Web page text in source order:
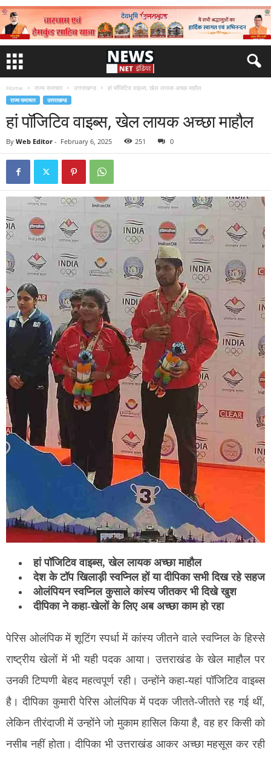
Home राज्य समाचार उत्तराखण्ड हां पॉजिटिव वाइब्स, खेल लायक अच्छा माहौल
राज्य समाचार उत्तराखण्ड
हां पॉजिटिव वाइब्स, खेल लायक अच्छा माहौल
By Web Editor - February 6, 2025 251 0
हां पॉजिटिव वाइब्स, खेल लायक अच्छा माहौल
देश के टॉप खिलाड़ी स्वप्निल हों या दीपिका सभी दिख रहे सहज
ओलंपियन स्वप्निल कुसाले कांस्य जीतकर भी दिखे खुश
दीपिका ने कहा-खेलों के लिए अब अच्छा काम हो रहा
पेरिस ओलंपिक में शूटिंग स्पर्धा में कांस्य जीतने वाले स्वप्निल के हिस्से
राष्ट्रीय खेलों में भी यही पदक आया। उत्तराखंड के खेल माहौल पर
उनकी टिप्पणी बेहद महत्वपूर्ण रही। उन्होंने कहा-यहां पॉजिटिव वाइब्स
है। दीपिका कुमारी पेरिस ओलंपिक में पदक जीतते-जीतते रह गई थीं,
लेकिन तीरंदाजी में उन्होंने जो मुकाम हासिल किया है, वह हर किसी को
नसीब नहीं होता। दीपिका भी उत्तराखंड आकर अच्छा महसूस कर रही